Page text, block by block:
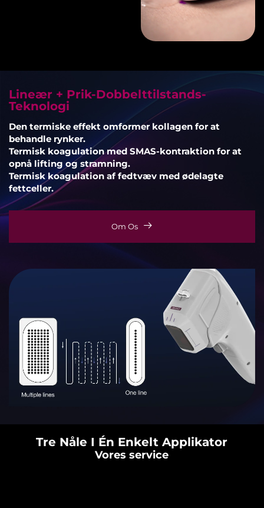
Lineær + Prik-Dobbelttilstands-
Teknologi
Den termiske effekt omformer kollagen for at
behandle rynker.
Termisk koagulation med SMAS-kontraktion for at
opnå lifting og stramning.
Termisk koagulation af fedtvæv med ødelagte
fettceller.
Om Os
Tre Nåle I Én Enkelt Applikator
Vores service